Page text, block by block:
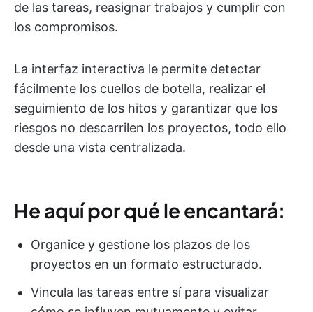
de las tareas, reasignar trabajos y cumplir con
los compromisos.
La interfaz interactiva le permite detectar
fácilmente los cuellos de botella, realizar el
seguimiento de los hitos y garantizar que los
riesgos no descarrilen los proyectos, todo ello
desde una vista centralizada.
He aquí por qué le encantará:
Organice y gestione los plazos de los
proyectos en un formato estructurado.
Vincula las tareas entre sí para visualizar